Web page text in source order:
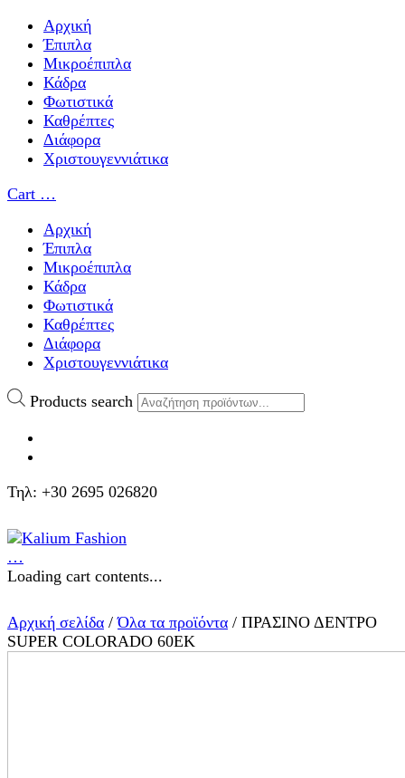
Αρχική
Έπιπλα
Μικροέπιπλα
Κάδρα
Φωτιστικά
Καθρέπτες
Διάφορα
Χριστουγεννιάτικα
Cart …
Αρχική
Έπιπλα
Μικροέπιπλα
Κάδρα
Φωτιστικά
Καθρέπτες
Διάφορα
Χριστουγεννιάτικα
Products search
Τηλ: +30 2695 026820
…
Loading cart contents...
Αρχική σελίδα /Όλα τα προϊόντα / ΠΡΑΣΙΝΟ ΔΕΝΤΡΟ
SUPER COLORADO 60ΕΚ